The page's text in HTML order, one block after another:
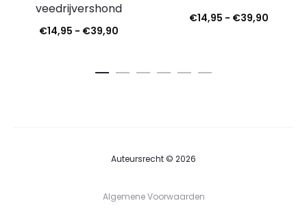
veedrijvershond
€14,95 - €39,90
€14,95 - €39,90
Auteursrecht © 2026
Algemene Voorwaarden